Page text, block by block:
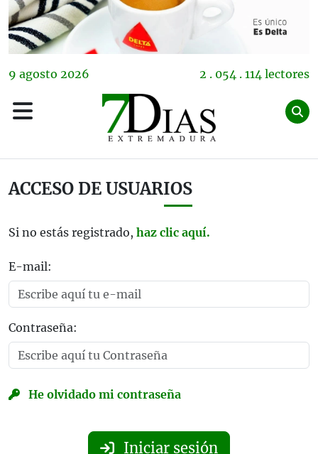
9 agosto 2026 2 . 054 . 114 lectores
ACCESO DE USUARIOS
Si no estás registrado, haz clic aquí.
E-mail:
Contraseña:
He olvidado mi contraseña
Iniciar sesión